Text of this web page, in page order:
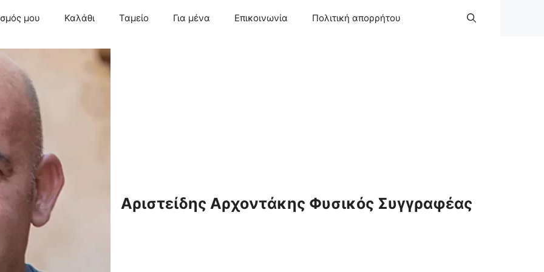
μου Καλάθι Ταμείο Για μένα Επικοινωνία Πολιτική απορρήτου
Αριστείδης Αρχοντάκης Φυσικός Συγγραφέας